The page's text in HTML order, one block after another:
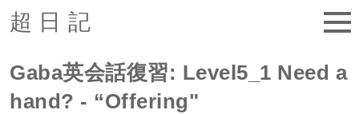
超日記
Gaba英会話復習: Level5_1 Need a
hand? - “Offering"